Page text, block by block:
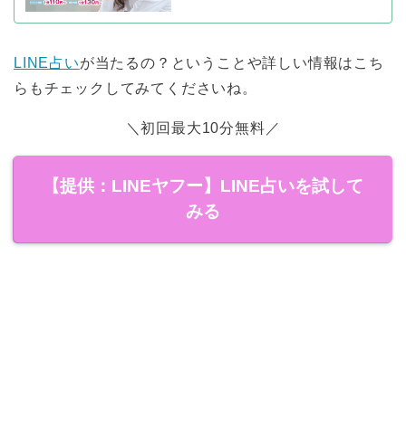
LINE占いが当たるの？ということや詳しい情報はこち
らもチェックしてみてくださいね。
＼初回最大10分無料／
【提供：LINEヤフー】LINE占いを試して
みる